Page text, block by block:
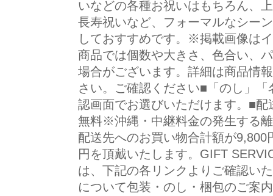
いなどの各種お祝いはもちろん、
長寿祝いなど、フォーマルなシー
しておすすめです。※掲載画像は
商品では個数や大きさ、色合い、
場合がございます。詳細は商品情
さい。ご確認ください■「のし」
認画面でお選びいただけます。■
無料※沖縄・中継料金の発生する
配送先へのお買い物合計額が
円を頂戴いたします。GIFT
は、下記の各リンクよりご確認い
について包装・のし・梱包のご案